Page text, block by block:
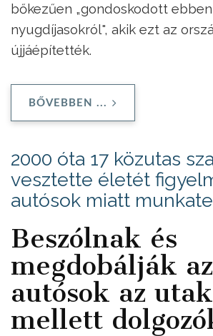
bőkezűen „gondoskodott
nyugdíjasokról", akik ezt az
újjáépítették.
BŐVEBBEN ...
2000 óta 17 közutas
vesztette életét
autósok miatt
Beszólnak és
megdobálják az
autósok az utak
mellett